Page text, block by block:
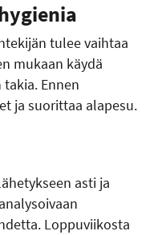
tulee vaihtaa
mukaan käydä
Ennen
ja suorittaa alapesu.
asti ja
Loppuviikosta